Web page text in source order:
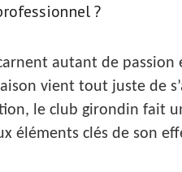
?
autant de
vient tout juste de
le club girondin fait
éléments clés de son